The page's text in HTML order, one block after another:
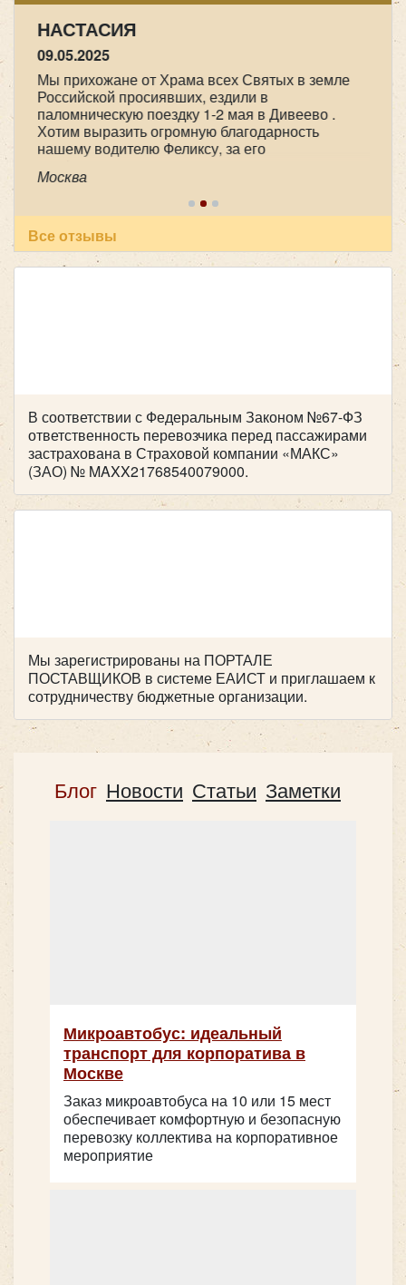
НАСТАСИЯ
09.05.2025
Мы прихожане от Храма всех Святых в земле
Российской просиявших, ездили в
паломническую поездку 1-2 мая в Дивеево .
Хотим выразить огромную благодарность
нашему водителю Феликсу, за его
пунктуальность . Побольше таких бы
специалистов! Очень приятный человек! В
автобусе всегда чисто, опрятно. Всем
рекомендуем пользоваться вашей транспортной
компанией , все слажено и главное надежно!
Желаем успехов и процветания !
Москва
Все отзывы
В соответствии с Федеральным Законом №67-ФЗ
ответственность перевозчика перед пассажирами
застрахована в Страховой компании «МАКС»
(ЗАО) № MAXX21768540079000.
Мы зарегистрированы на ПОРТАЛЕ
ПОСТАВЩИКОВ в системе ЕАИСТ и приглашаем к
сотрудничеству бюджетные организации.
Блог Новости Статьи Заметки
Микроавтобус: идеальный
транспорт для корпоратива в
Москве
Заказ микроавтобуса на 10 или 15 мест
обеспечивает комфортную и безопасную
перевозку коллектива на корпоративное
мероприятие